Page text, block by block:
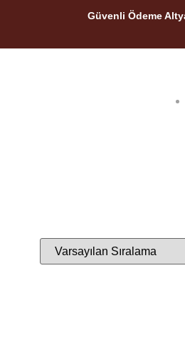
Güvenli Ödeme